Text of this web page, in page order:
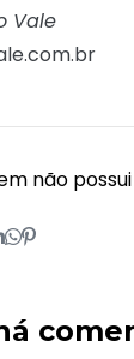
Vale
não